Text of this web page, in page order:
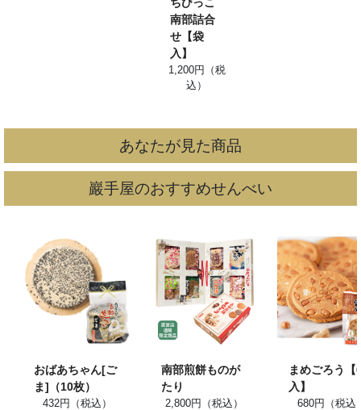
南部詰合
せ【袋
入】
1,200円（税
込）
あなたが見た商品
巖手屋のおすすめせんべい
おばあちゃん[ご
ま]（10枚）
432円（税込）
南部煎餅ものが
たり
2,800円（税込）
まめごろう【
入】
680円（税込